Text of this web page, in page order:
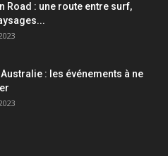
Road : une route entre surf,
: les événements à ne